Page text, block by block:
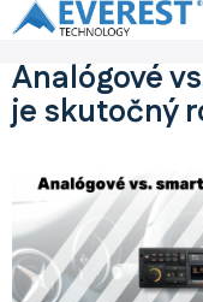
Prejsť
na
Analógové
je skutočný